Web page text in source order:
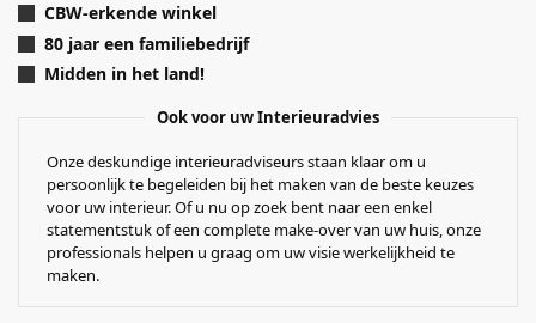
CBW-erkende winkel
80 jaar een familiebedrijf
Midden in het land!
Ook voor uw Interieuradvies
Onze deskundige interieuradviseurs staan klaar om u
persoonlijk te begeleiden bij het maken van de beste keuzes
voor uw interieur. Of u nu op zoek bent naar een enkel
statementstuk of een complete make-over van uw huis, onze
professionals helpen u graag om uw visie werkelijkheid te
maken.